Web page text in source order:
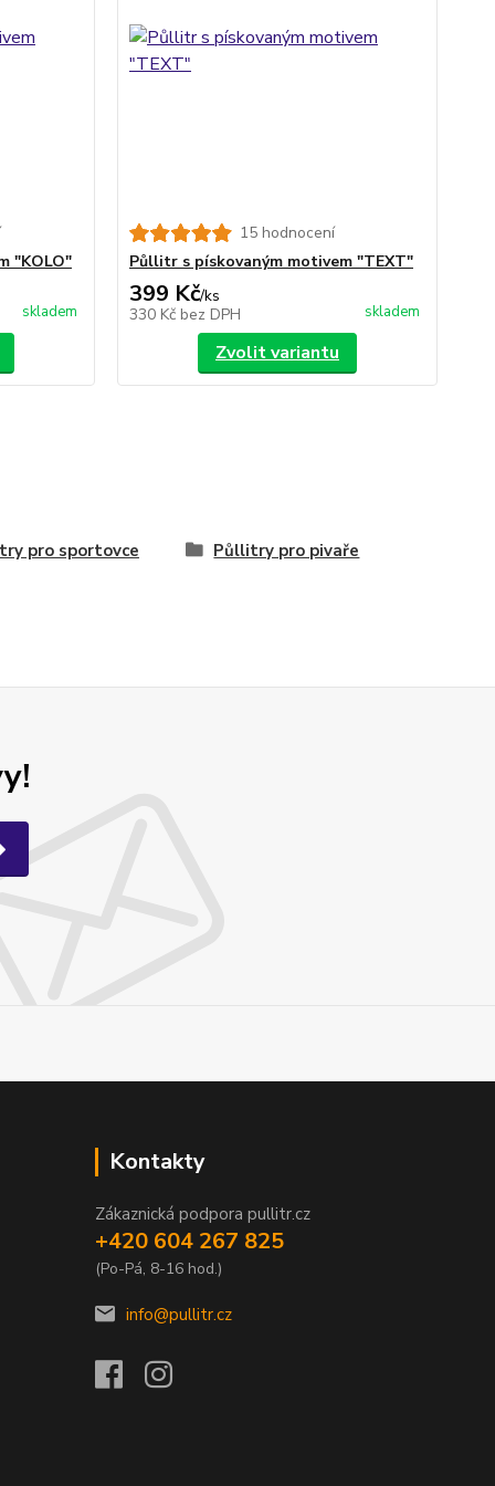
"KOLO"
skladem
15 hodnocení
Půllitr s pískovaným motivem "TEXT"
399 Kč/ks
330 Kč bez DPH skladem
Zvolit variantu
pro sportovce Půllitry pro pivaře
Kontakty
Zákaznická podpora pullitr.cz
+420 604 267 825
(Po-Pá, 8-16 hod.)
info@pullitr.cz